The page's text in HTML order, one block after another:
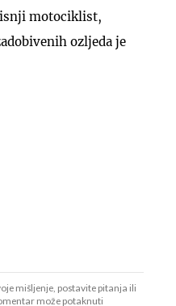
motociklist,
ozljeda je
mišljenje, postavite pitanja ili
može potaknuti